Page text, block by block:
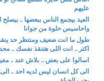
عليهم
العيد بيجمع الناس ببعضها ..
واحاسيس حلوة من جوانا
طول ما انت ضعيف ومنتظر حد
اكتر .. انت اللى هتنقذ نفسك ..
اسالوا على بعض .. بلاش عند ..
الى كل انسان ليس لديه احد ..